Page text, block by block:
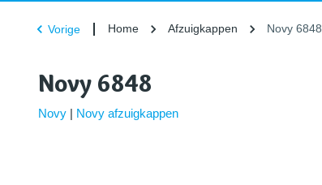
Vorige Home Afzuigkappen Novy 6848
Novy 6848
Novy | Novy afzuigkappen